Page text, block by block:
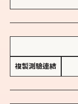
複製測驗連結